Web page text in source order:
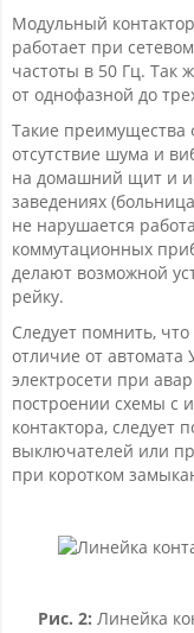
Модульный
работает при
частоты в 50 Гц. Так
от однофазной до
Такие преимущества
отсутствие шума и
на домашний щит и
заведениях
не нарушается
коммутационных
делают возможной
рейку.
Следует помнить,
отличие от автомата
электросети при
построении схемы с
контактора, следует
выключателей или
при коротком
Рис. 2: Линейка